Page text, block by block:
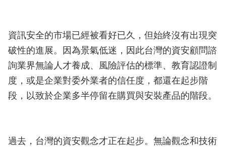
資訊安全的市場已經被看好已久，但始終沒有出現突
破性的進展。因為景氣低迷，因此台灣的資安顧問諮
詢業界無論人才養成、風險評估的標準、教育認證制
度，或是企業對委外業者的信任度，都還在起步階
段，以致於企業多半停留在購買與安裝產品的階段。
過去，台灣的資安觀念才正在起步。無論觀念和技術